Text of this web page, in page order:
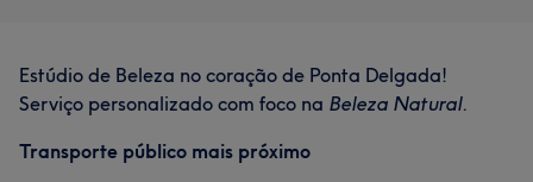
Estúdio de Beleza no coração de Ponta Delgada!
Serviço personalizado com foco na Beleza Natural.
Transporte público mais próximo